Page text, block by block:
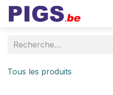
Se rendre au contenu
Tous les produits